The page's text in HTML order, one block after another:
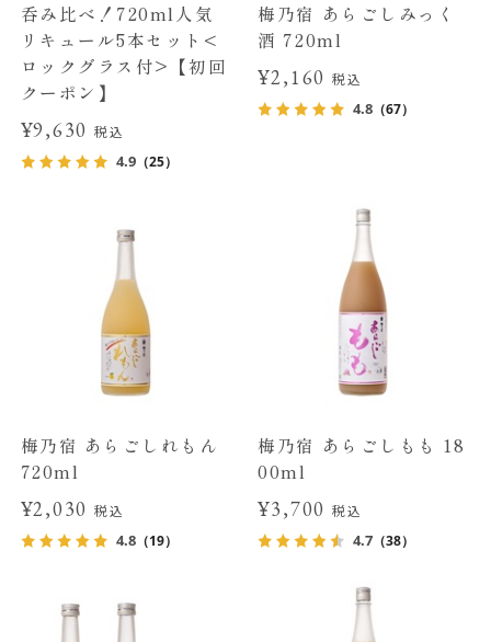
呑み比べ！720ml人気
リキュール5本セット<
ロックグラス付>【初回
クーポン】
¥9,630税込
4.9（25）
梅乃宿 あらごしみっく
酒 720ml
¥2,160 税込
4.8 （67）
梅乃宿 あらごしれもん
720ml
¥2,030税込
4.8（19）
梅乃宿 あらごしもも 18
00ml
¥3,700 税込
4.7 （38）